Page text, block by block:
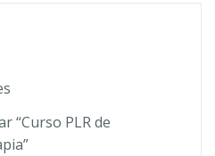
“Curso PLR de